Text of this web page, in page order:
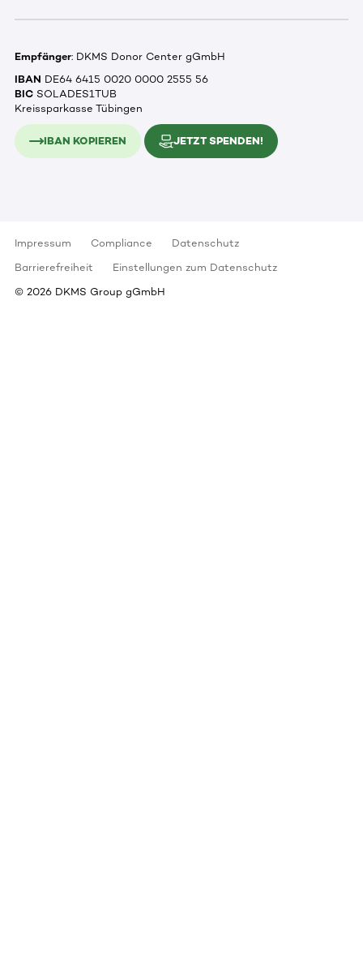
Empfänger: DKMS Donor Center gGmbH
IBAN DE64 6415 0020 0000 2555 56
BIC SOLADES1TUB
Kreissparkasse Tübingen
IBAN KOPIEREN JETZT SPENDEN!
Impressum Compliance
Datenschutz
Barrierefreiheit
Einstellungen zum Datenschutz
© 2026 DKMS Group gGmbH